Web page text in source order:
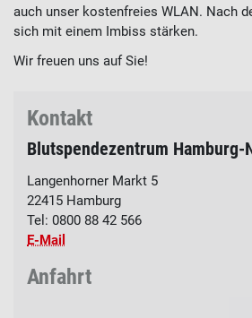
Kontakt
Blutspendezentrum Hamburg-
Langenhorner Markt 5
22415 Hamburg
Tel: 0800 88 42 566
E-Mail
Anfahrt
auch unser kostenfreies WLAN. Nach
sich mit einem Imbiss stärken.
Wir freuen uns auf Sie!